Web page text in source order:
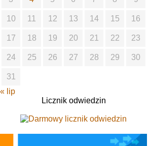
10 11 12 13 14 15 16
17 18 19 20 21 22 23
24 25 26 27 28 29 30
31
« lip
Licznik odwiedzin